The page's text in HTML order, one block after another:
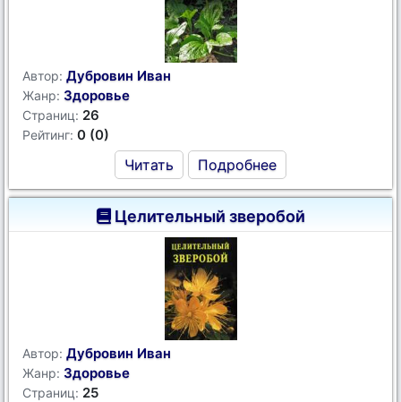
Автор: Дубровин Иван
Жанр: Здоровье
Страниц: 26
Рейтинг: 0 (0)
Читать Подробнее
Целительный зверобой
Автор: Дубровин Иван
Жанр: Здоровье
Страниц: 25